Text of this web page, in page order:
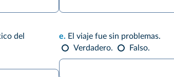
del
e. El viaje fue sin problemas.
Verdadero.
Falso.